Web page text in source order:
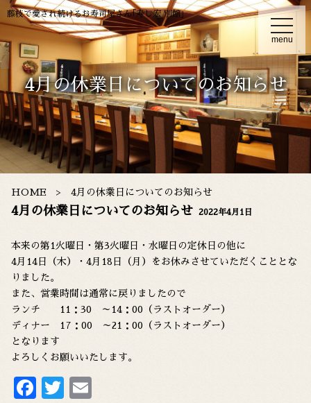
t
o
g
g
l
e
n
a
v
i
g
menu
藤枝で愛され続けるお寿司屋さん｢寿し宏 別館｣
4月の休業日についてのお知らせ
HOME 4月の休業日についてのお知らせ
4月の休業日についてのお知らせ 2022年4月1日
本来の第1火曜日・第3火曜日・水曜日の定休日の他に
4月14日（木）・4月18日（月）をお休みさせていただくこととな
りました。
また、営業時間は通常に戻りましたので
ランチ 11：30 ～14：00（ラストオーダー）
ディナー 17：00 ～21：00（ラストオーダー）
となります
よろしくお願いいたします。
F
T